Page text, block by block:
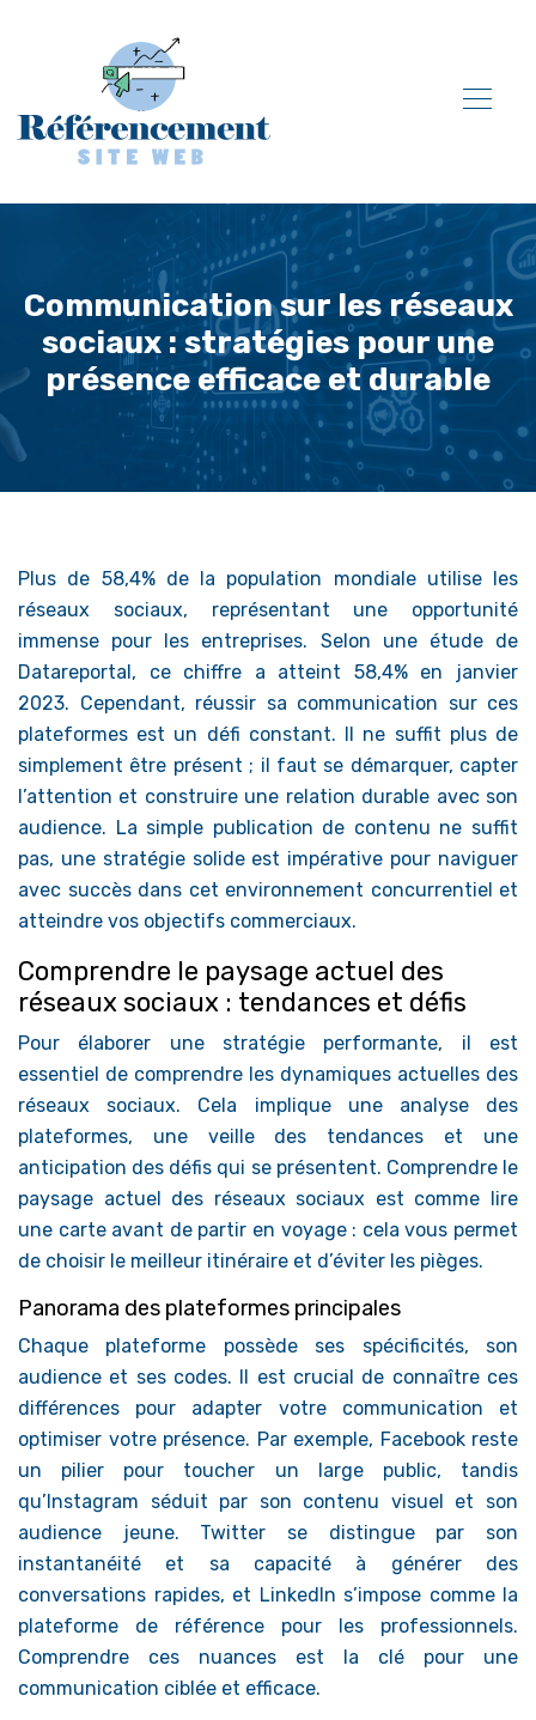
Communication sur les réseaux
sociaux : stratégies pour une
présence efficace et durable
Plus de 58,4% de la population mondiale utilise les
réseaux sociaux, représentant une opportunité
immense pour les entreprises. Selon une étude de
Datareportal, ce chiffre a atteint 58,4% en janvier
2023. Cependant, réussir sa communication sur ces
plateformes est un défi constant. Il ne suffit plus de
simplement être présent ; il faut se démarquer, capter
l’attention et construire une relation durable avec son
audience. La simple publication de contenu ne suffit
pas, une stratégie solide est impérative pour naviguer
avec succès dans cet environnement concurrentiel et
atteindre vos objectifs commerciaux.
Comprendre le paysage actuel des
réseaux sociaux : tendances et défis
Pour élaborer une stratégie performante, il est
essentiel de comprendre les dynamiques actuelles des
réseaux sociaux. Cela implique une analyse des
plateformes, une veille des tendances et une
anticipation des défis qui se présentent. Comprendre le
paysage actuel des réseaux sociaux est comme lire
une carte avant de partir en voyage : cela vous permet
de choisir le meilleur itinéraire et d’éviter les pièges.
Panorama des plateformes principales
Chaque plateforme possède ses spécificités, son
audience et ses codes. Il est crucial de connaître ces
différences pour adapter votre communication et
optimiser votre présence. Par exemple, Facebook reste
un pilier pour toucher un large public, tandis
qu’Instagram séduit par son contenu visuel et son
audience jeune. Twitter se distingue par son
instantanéité et sa capacité à générer des
conversations rapides, et LinkedIn s’impose comme la
plateforme de référence pour les professionnels.
Comprendre ces nuances est la clé pour une
communication ciblée et efficace.